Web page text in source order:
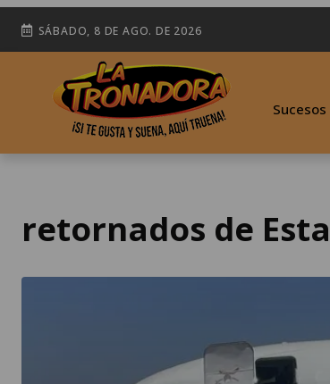
SÁBADO, 8 DE AGO. DE 2026
Sucesos
retornados de